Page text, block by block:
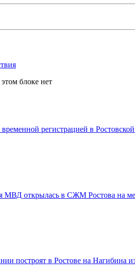
блоке нет
регистрацией в
МВД открылась в СЖМ Ростова на
построят в Ростове на Нагибина